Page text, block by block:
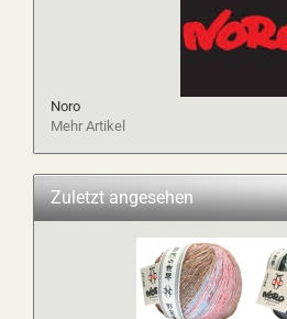
Noro
Mehr Artikel
Zuletzt angesehen